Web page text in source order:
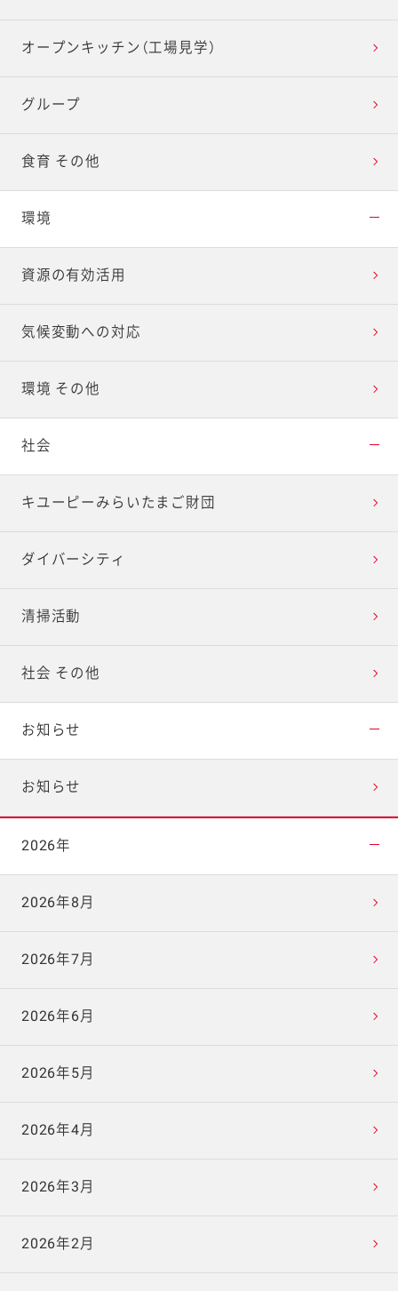
オープンキッチン（工場見学）
グループ
食育 その他
環境
資源の有効活用
気候変動への対応
環境 その他
社会
キユーピーみらいたまご財団
ダイバーシティ
清掃活動
社会 その他
お知らせ
お知らせ
2026年
2026年8月
2026年7月
2026年6月
2026年5月
2026年4月
2026年3月
2026年2月